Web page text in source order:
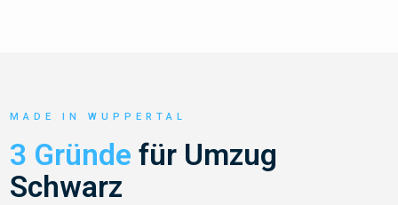
MADE IN WUPPERTAL
3 Gründe für Umzug
Schwarz